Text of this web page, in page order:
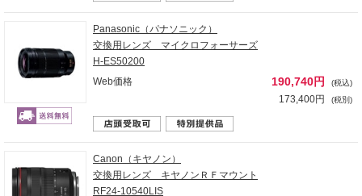
Panasonic（パナソニック）
交換用レンズ マイクロフォーサーズ
H-ES50200
Web価格
190,740円 (税込)
173,400円 (税別)
Canon（キヤノン）
交換用レンズ キヤノンＲＦマウント
RF24-10540LIS